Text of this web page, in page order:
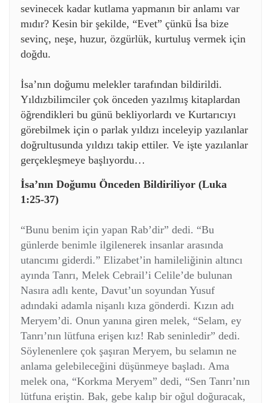
sevinecek kadar kutlama yapmanın bir anlamı var
mıdır? Kesin bir şekilde, “Evet” çünkü İsa bize
sevinç, neşe, huzur, özgürlük, kurtuluş vermek için
doğdu.
İsa’nın doğumu melekler tarafından bildirildi.
Yıldızbilimciler çok önceden yazılmış kitaplardan
öğrendikleri bu günü bekliyorlardı ve Kurtarıcıyı
görebilmek için o parlak yıldızı inceleyip yazılanlar
doğrultusunda yıldızı takip ettiler. Ve işte yazılanlar
gerçekleşmeye başlıyordu…
İsa’nın Doğumu Önceden Bildiriliyor (Luka
1:25-37)
“Bunu benim için yapan Rab’dir” dedi. “Bu
günlerde benimle ilgilenerek insanlar arasında
utancımı giderdi.” Elizabet’in hamileliğinin altıncı
ayında Tanrı, Melek Cebrail’i Celile’de bulunan
Nasıra adlı kente, Davut’un soyundan Yusuf
adındaki adamla nişanlı kıza gönderdi. Kızın adı
Meryem’di. Onun yanına giren melek, “Selam, ey
Tanrı’nın lütfuna erişen kız! Rab seninledir” dedi.
Söylenenlere çok şaşıran Meryem, bu selamın ne
anlama gelebileceğini düşünmeye başladı. Ama
melek ona, “Korkma Meryem” dedi, “Sen Tanrı’nın
lütfuna eriştin. Bak, gebe kalıp bir oğul doğuracak,